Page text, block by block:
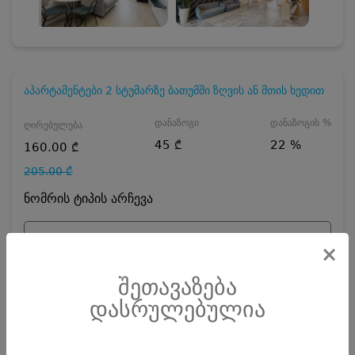
×
შეთავაზება
დასრულებულია
აპარტამენტები 2 სტუმარზე ბათუმში ზღვის ან მთის ხედით
ღირებულება
160.00 ₾
205.00 ₾
დანაზოგი
45 ₾
დანაზოგის %
22 %
ნომრის ტიპის არჩევა
დღეების რაოდენობა ზრდასრული